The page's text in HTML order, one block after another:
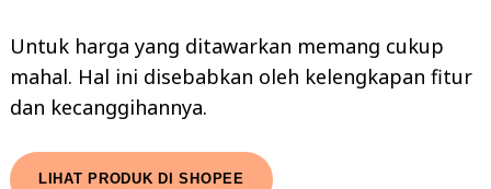
Untuk harga yang ditawarkan memang cukup
mahal. Hal ini disebabkan oleh kelengkapan fitur
dan kecanggihannya.
LIHAT PRODUK DI SHOPEE